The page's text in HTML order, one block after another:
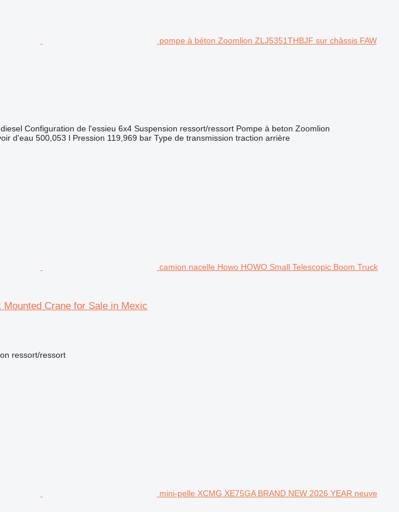
pompe à béton Zoomlion ZLJ5351THBJF sur châssis FAW
diesel Configuration de l'essieu 6x4 Suspension ressort/ressort Pompe à beton Zoomlion
d'eau 500,053 l Pression 119,969 bar Type de transmission traction arrière
camion nacelle Howo HOWO Small Telescopic Boom Truck
Crane for Sale in Mexic
ressort/ressort
mini-pelle XCMG XE75GA BRAND NEW 2026 YEAR neuve